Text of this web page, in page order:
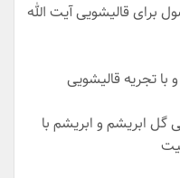
برای قالیشویی آیت الله
با تجریه قالیشویی
ابریشم و ابریشم با